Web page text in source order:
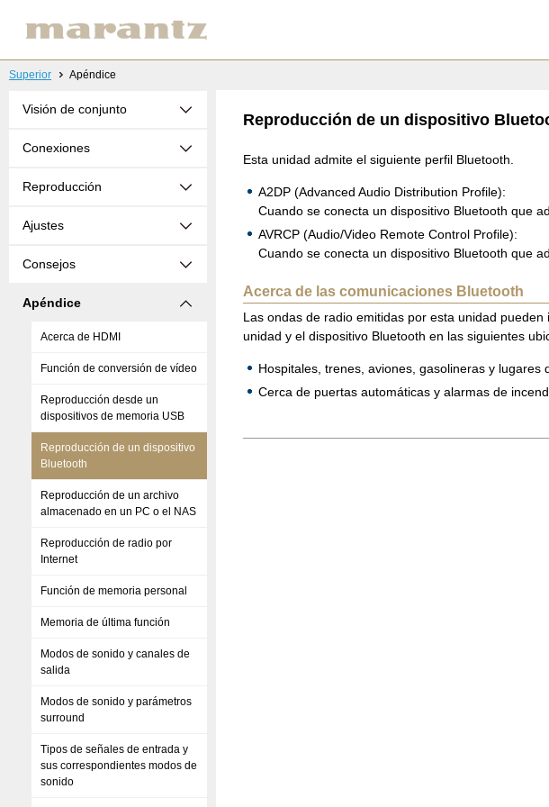
Superior Apéndice
Visión de conjunto
Conexiones
Reproducción
Ajustes
Consejos
Apéndice
Acerca de HDMI
Función de conversión de vídeo
Reproducción desde un
dispositivos de memoria USB
Reproducción de un dispositivo
Bluetooth
Reproducción de un archivo
almacenado en un PC o el NAS
Reproducción de radio por
Internet
Función de memoria personal
Memoria de última función
Modos de sonido y canales de
salida
Modos de sonido y parámetros
surround
Tipos de señales de entrada y
sus correspondientes modos de
sonido
Reproducción de un dispositivo
Esta unidad admite el siguiente perfil Bluetooth.
A2DP (Advanced Audio Distribution Profile):
Cuando se conecta un dispositivo Bluetooth que
AVRCP (Audio/Video Remote Control Profile):
Cuando se conecta un dispositivo Bluetooth que
Acerca de las comunicaciones Bluetooth
Las ondas de radio emitidas por esta unidad
unidad y el dispositivo Bluetooth en las siguientes
Hospitales, trenes, aviones, gasolineras y
Cerca de puertas automáticas y alarmas de